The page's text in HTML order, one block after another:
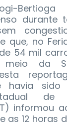
Bertioga
durante
que, no
54 mil
da
havia sido
de
informou
as 12 horas